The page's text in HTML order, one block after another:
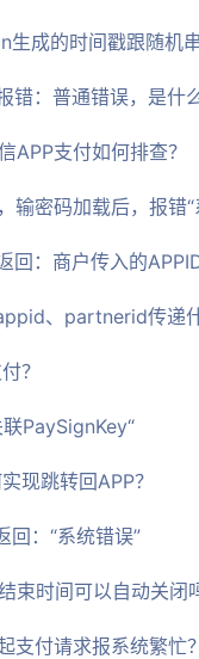
成的时间戳跟随机
：普通错误，是什
APP支付如何排查？
输密码加载后，报错
回：商户传入的
、partnerid传递什
？
PaySignKey“
现跳转回APP？
回：“系统错误”
束时间可以自动关闭
付请求报系统繁忙？